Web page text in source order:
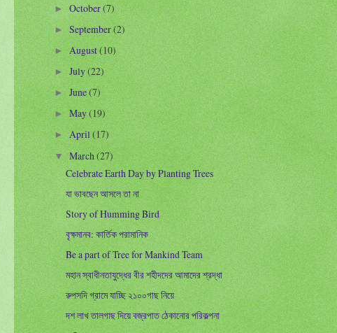
►October(7)
►September(2)
►August(10)
►July(22)
►June(7)
►May(19)
►April(17)
▼March(27)
Celebrate Earth Day by Planting Trees
যা ভাবছেন আসলে তা না
Story of Humming Bird
বৃক্ষমানব: কার্তিক পরামানিক
Be a part of Tree for Mankind Team
মহান স্বাধীনতাযুদ্ধের বীর শহীদদের আমাদের শ্রদ্ধা
রুপসদি গ্রামে যাচ্ছি ২১০০গাছ নিয়ে
দশ লাখ তালগাছ দিয়ে বজ্রপাত ঠেকানোর পরিকল্পনা